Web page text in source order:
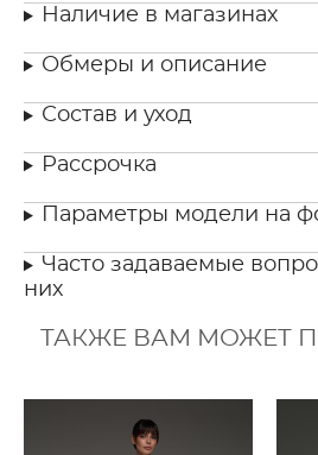
Наличие в магазинах
Обмеры и описание
Состав и уход
Рассрочка
Параметры модели на
Часто задаваемые
них
ТАКЖЕ ВАМ МОЖЕТ